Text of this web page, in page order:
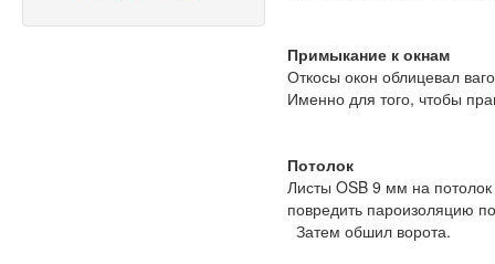
Примыкание к окнам
Откосы окон облицевал
Именно для того, чтобы
Потолок
Листы OSB 9 мм на
повредить пароизоляцию
Затем обшил ворота.